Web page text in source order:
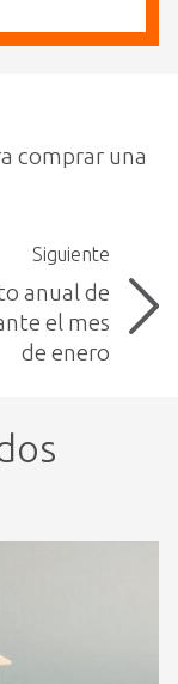
comprar una
Siguiente
anual de
el mes
de enero